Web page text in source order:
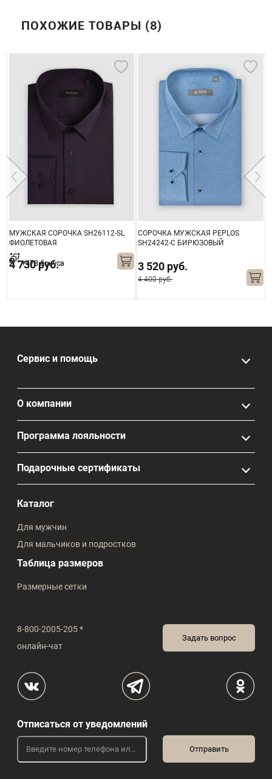
ПОХОЖИЕ ТОВАРЫ (8)
МУЖСКАЯ СОРОЧКА SH26112-SL
ФИОЛЕТОВАЯ
4 730 руб.
+473 бонуса
СОРОЧКА МУЖСКАЯ PEPLOS
SH24242-C БИРЮЗОВЫЙ
3 520 руб.
4 400 руб.
8-800-2005-205 *
онлайн-чат
Задать вопрос
Сервис и помощь
О компании
Программа лояльности
Подарочные сертификаты
Каталог
Для мужчин
Для мальчиков и подростков
Таблица размеров
Размерные сетки
Отписаться от уведомлений